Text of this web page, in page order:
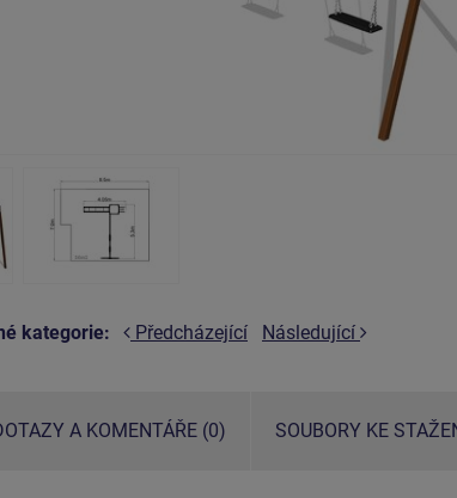
kategorie: Předcházející Následující
A KOMENTÁŘE (0) SOUBORY KE